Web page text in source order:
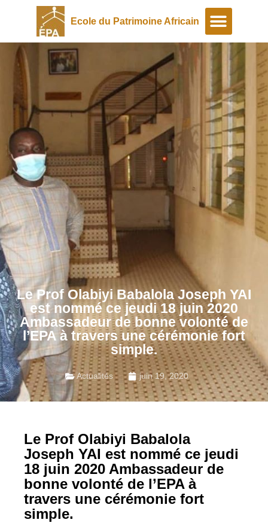
Ecole du Patrimoine Africain
Le Prof Olabiyi Babalola Joseph YAI
est nommé ce jeudi 18 juin 2020
Ambassadeur de bonne volonté de
l’EPA à travers une cérémonie fort
simple.
Actualités juin 19, 2020
Le Prof Olabiyi Babalola
Joseph YAI est nommé ce jeudi
18 juin 2020 Ambassadeur de
bonne volonté de l’EPA à
travers une cérémonie fort
simple.